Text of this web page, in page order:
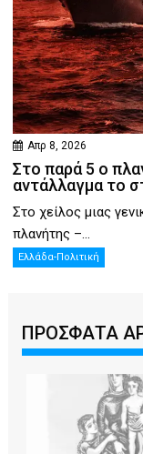
Απρ 8, 2026
Στο παρά 5 ο
αντάλλαγμα το
Στο χείλος μιας
πλανήτης –...
Ελλάδα-Πολιτική
ΠΡΟΣΦΑΤΑ